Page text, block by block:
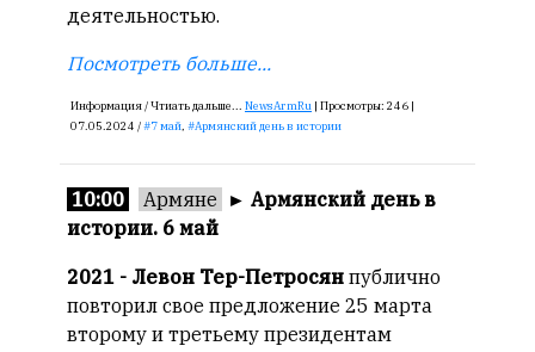
деятельностью.
Посмотреть больше...
Информация /Чтиать дальше... NewsArmRu | Просмотры: 246 |
07.05.2024 /
7 май, Армянский день в истории
10:00 Армяне ► Армянский день в
истории. 6 май
2021 - Левон Тер-Петросян публично
повторил свое предложение 25 марта
второму и третьему президентам